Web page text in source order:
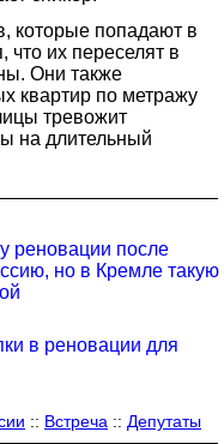
которые попадают в
их переселят в
Они также
квартир по метражу
тревожит
на длительный
реновации после
но в Кремле такую
в реновации для
:: Встреча :: Депутаты